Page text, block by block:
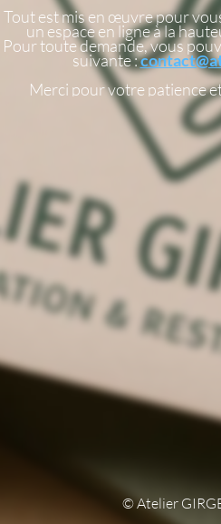
Tout est mis en œuvre pour
un espace en ligne à la
Pour toute demande, vous
suivante :
Merci pour votre patience
© Atelier